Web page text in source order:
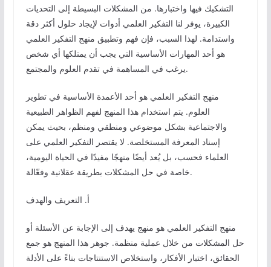
التشكيك فيها واختبارها. من المشكلات البسيطة إلى التحديات
الكبيرة، يوفر لنا التفكير العلمي أدوات لإيجاد حلول أكثر دقة
واستدامة. لهذا السبب، فإن فهم وتطبيق منهج التفكير العلمي
هو أحد المهارات الأساسية التي يجب أن يمتلكها أي شخص
يرغب في المساهمة في تقدم العلوم والمجتمع.
منهج التفكير العلمي هو أحد الأعمدة الأساسية في تطوير
العلوم. يتم استخدام هذا المنهج لفهم الظواهر الطبيعية
والاجتماعية بشكل موضوعي ومنطقي ومنظم، بحيث يمكن
إسناد المعرفة المستخلصة. لا يقتصر التفكير العلمي على
العلماء فحسب، بل يُعد أيضًا منهجًا مفيدًا في الحياة اليومية،
خاصة في حل المشكلات بطريقة عقلانية وفعّالة.
أ. التعريف والهدف
منهج التفكير العلمي هو منهج يهدف إلى الإجابة عن الأسئلة أو
حل المشكلات من خلال عملية منظمة. جوهر هذا المنهج هو جمع
الحقائق، اختبار الأفكار، واستخلاص الاستنتاجات بناءً على الأدلة